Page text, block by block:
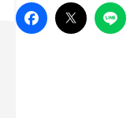
人気のハッシュタグ
スズキ ジムニー｜